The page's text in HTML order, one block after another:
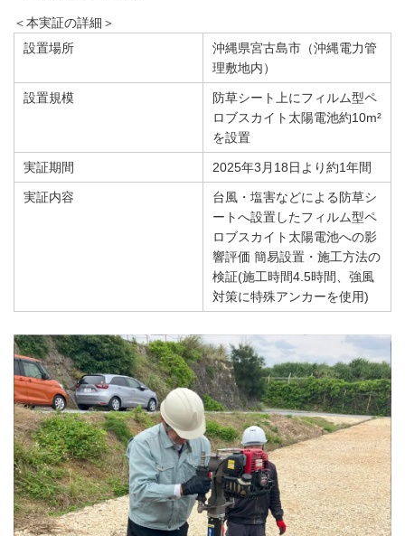
＜本実証の詳細＞
設置場所
沖縄県宮古島市（沖縄電力管
理敷地内）
設置規模
防草シート上にフィルム型ペ
ロブスカイト太陽電池約10m²
を設置
実証期間 2025年3月18日より約1年間
実証内容
台風・塩害などによる防草シ
ートへ設置したフィルム型ペ
ロブスカイト太陽電池への影
響評価 簡易設置・施工方法の
検証(施工時間4.5時間、強風
対策に特殊アンカーを使用)